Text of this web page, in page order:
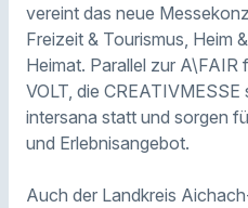
vereint das neue
Freizeit & Tourismus, Heim
Heimat. Parallel zur A\FAIR
VOLT, die
intersana statt und sorgen
und Erlebnisangebot.
Auch der Landkreis